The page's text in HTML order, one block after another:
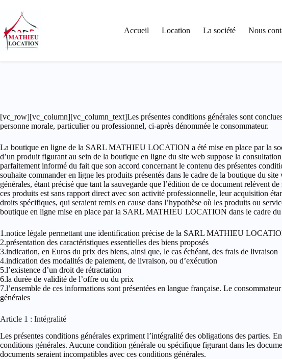
contenu
Accueil
Location La société
Nous
[vc_row][vc_column][vc_column_text]Les présentes conditions générales sont
personne morale, particulier ou professionnel, ci-après dénommée le consommateur.
La boutique en ligne de la SARL MATHIEU LOCATION a été mise en place par la
d’un produit figurant au sein de la boutique en ligne du site web suppose la
parfaitement informé du fait que son accord concernant le contenu des présentes
souhaite commander en ligne les produits présentés dans le cadre de la boutique du
générales, étant précisé que tant la sauvegarde que l’édition de ce document relèvent
ces produits est sans rapport direct avec son activité professionnelle, leur acquisition
droits spécifiques, qui seraient remis en cause dans l’hypothèse où les produits ou
boutique en ligne mise en place par la SARL MATHIEU LOCATION dans le cadre
1.notice légale permettant une identification précise de la SARL MATHIEU
2.présentation des caractéristiques essentielles des biens proposés
3.indication, en Euros du prix des biens, ainsi que, le cas échéant, des frais de livraison
4.indication des modalités de paiement, de livraison, ou d’exécution
5.l’existence d’un droit de rétractation
6.la durée de validité de l’offre ou du prix
7.l’ensemble de ces informations sont présentées en langue française. Le
générales
Article 1 : Intégralité
Les présentes conditions générales expriment l’intégralité des obligations des parties.
conditions générales. Aucune condition générale ou spécifique figurant dans les
documents seraient incompatibles avec ces conditions générales.